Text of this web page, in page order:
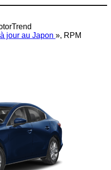
jour au Japon », RPM